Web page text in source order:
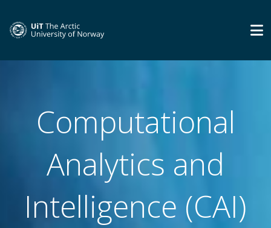
Computational
Analytics and
Intelligence (CAI)